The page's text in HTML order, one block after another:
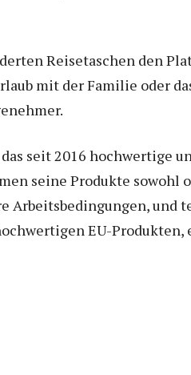
Reisetaschen den
mit der Familie oder
seit 2016 hochwertige
seine Produkte sowohl
Arbeitsbedingungen, und
EU-